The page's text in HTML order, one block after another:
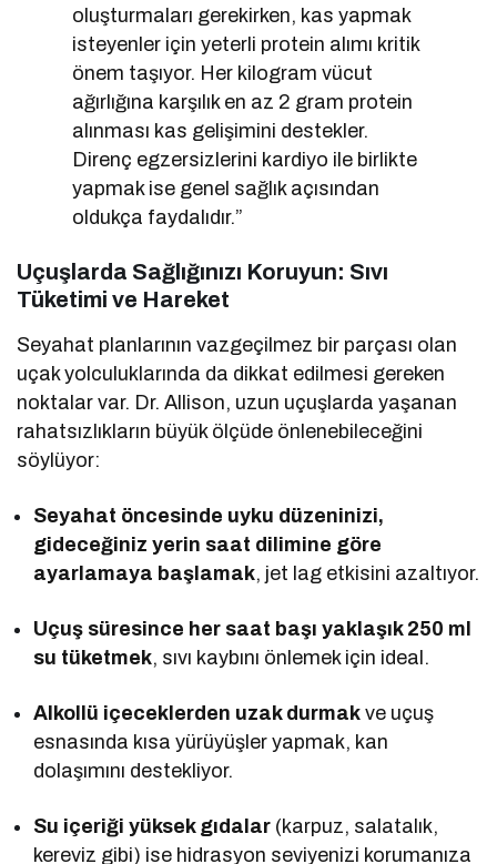
oluşturmaları gerekirken, kas yapmak
isteyenler için yeterli protein alımı kritik
önem taşıyor. Her kilogram vücut
ağırlığına karşılık en az 2 gram protein
alınması kas gelişimini destekler.
Direnç egzersizlerini kardiyo ile birlikte
yapmak ise genel sağlık açısından
oldukça faydalıdır.”
Uçuşlarda Sağlığınızı Koruyun: Sıvı
Tüketimi ve Hareket
Seyahat planlarının vazgeçilmez bir parçası olan
uçak yolculuklarında da dikkat edilmesi gereken
noktalar var. Dr. Allison, uzun uçuşlarda yaşanan
rahatsızlıkların büyük ölçüde önlenebileceğini
söylüyor:
Seyahat öncesinde uyku düzeninizi,
gideceğiniz yerin saat dilimine göre
ayarlamaya başlamak, jet lag etkisini azaltıyor.
Uçuş süresince her saat başı yaklaşık 250 ml
su tüketmek, sıvı kaybını önlemek için ideal.
Alkollü içeceklerden uzak durmak ve uçuş
esnasında kısa yürüyüşler yapmak, kan
dolaşımını destekliyor.
Su içeriği yüksek gıdalar (karpuz, salatalık,
kereviz gibi) ise hidrasyon seviyenizi korumanıza